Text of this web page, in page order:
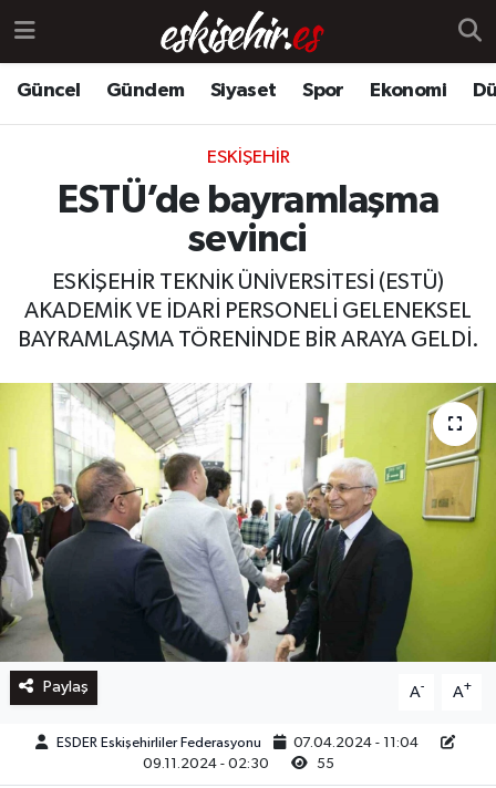
Güncel Gündem Siyaset Spor Ekonomi
ESKIŞEHIR
ESTÜ’de bayramlaşma
sevinci
ESKİŞEHİR TEKNİK ÜNİVERSİTESİ (ESTÜ)
AKADEMİK VE İDARİ PERSONELİ GELENEKSEL
BAYRAMLAŞMA TÖRENİNDE BİR ARAYA GELDİ.
Paylaş A- A+
ESDER Eskişehirliler Federasyonu
07.04.2024 - 11:04
09.11.2024 - 02:30
55